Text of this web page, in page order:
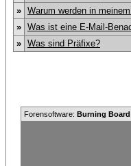
» Warum werden in
» Was ist eine E-Mail-
» Was sind Präfixe?
Forensoftware: Burning Board